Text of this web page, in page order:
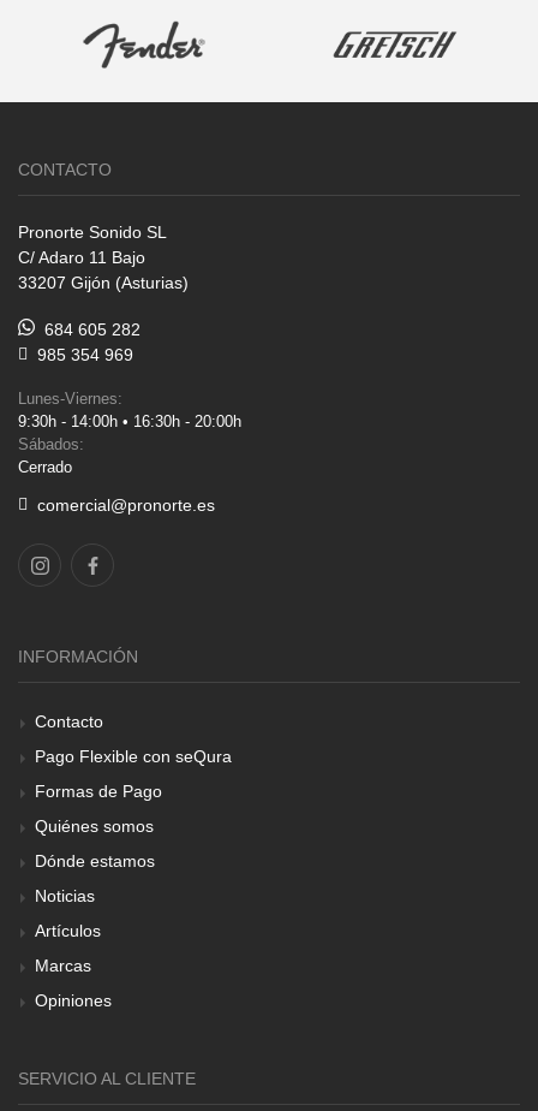
CONTACTO
Pronorte Sonido SL
C/ Adaro 11 Bajo
33207 Gijón (Asturias)
684 605 282
985 354 969
Lunes-Viernes:
9:30h - 14:00h • 16:30h - 20:00h
Sábados:
Cerrado
comercial@pronorte.es
INFORMACIÓN
Contacto
Pago Flexible con seQura
Formas de Pago
Quiénes somos
Dónde estamos
Noticias
Artículos
Marcas
Opiniones
SERVICIO AL CLIENTE